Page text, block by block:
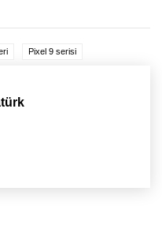
Pixel 9 serisi